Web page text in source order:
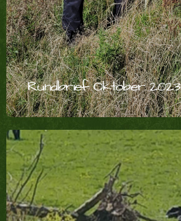
Rundbrief Oktober 2023